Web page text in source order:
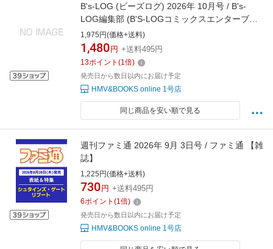
B's-LOG (ビーズログ) 2026年 10月号 / B's-
LOG編集部 (B'S-LOGコミックスエンターブレ
イン) 【雑誌】
1,975円(価格+送料)
1,480 円 +送料495円
13ポイント (1倍)
発売日から数日以内にお届け予定
HMV&BOOKS online 1号店
同じ商品を安い順で見る
週刊ファミ通 2026年 9月 3日号 / ファミ通 【雑
誌】
1,225円(価格+送料)
730 円 +送料495円
6ポイント (1倍)
発売日から数日以内にお届け予定
HMV&BOOKS online 1号店